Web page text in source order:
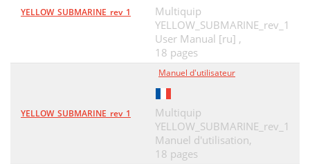
YELLOW_SUBMARINE_rev_1
Multiquip
YELLOW_SUBMARINE_rev_1
User Manual [ru] ,
18 pages
YELLOW_SUBMARINE_rev_1
Manuel d'utilisateur
Multiquip
YELLOW_SUBMARINE_rev_1
Manuel d'utilisation,
18 pages